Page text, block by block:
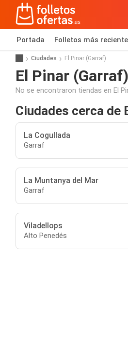
Portada Folletos más
Ciudades El Pinar (Garraf)
El Pinar (Garraf)
No se encontraron tiendas en El
Ciudades cerca de
La Cogullada
Garraf
La Muntanya del Mar
Garraf
Viladellops
Alto Penedés